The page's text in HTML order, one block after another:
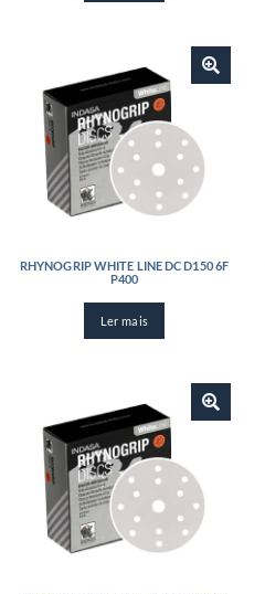
RHYNOGRIP WHITE LINE DC D150 6F
P400
Ler mais